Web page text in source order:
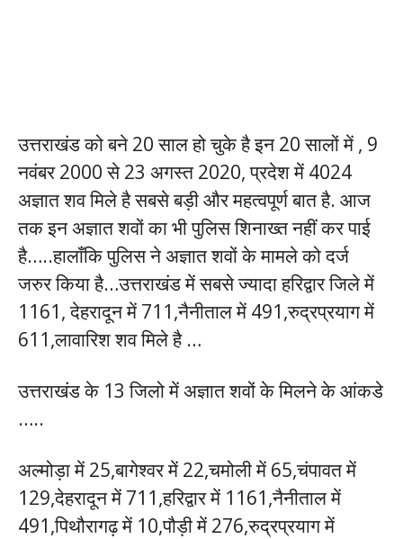
उत्तराखंड को बने 20 साल हो चुके है इन 20 सालों में , 9
नवंबर 2000 से 23 अगस्त 2020, प्रदेश में 4024
अज्ञात शव मिले है सबसे बड़ी और महत्वपूर्ण बात है. आज
तक इन अज्ञात शवों का भी पुलिस शिनाख्त नहीं कर पाई
है…..हालाँकि पुलिस ने अज्ञात शवों के मामले को दर्ज
जरुर किया है…उत्तराखंड में सबसे ज्यादा हरिद्वार जिले में
1161, देहरादून में 711,नैनीताल में 491,रुद्रप्रयाग में
611,लावारिश शव मिले है …
उत्तराखंड के 13 जिलो में अज्ञात शवों के मिलने के आंकडे
…..
अल्मोड़ा में 25,बागेश्वर में 22,चमोली में 65,चंपावत में
129,देहरादून में 711,हरिद्वार में 1161,नैनीताल में
491,पिथौरागढ़ में 10,पौड़ी में 276,रुद्रप्रयाग में